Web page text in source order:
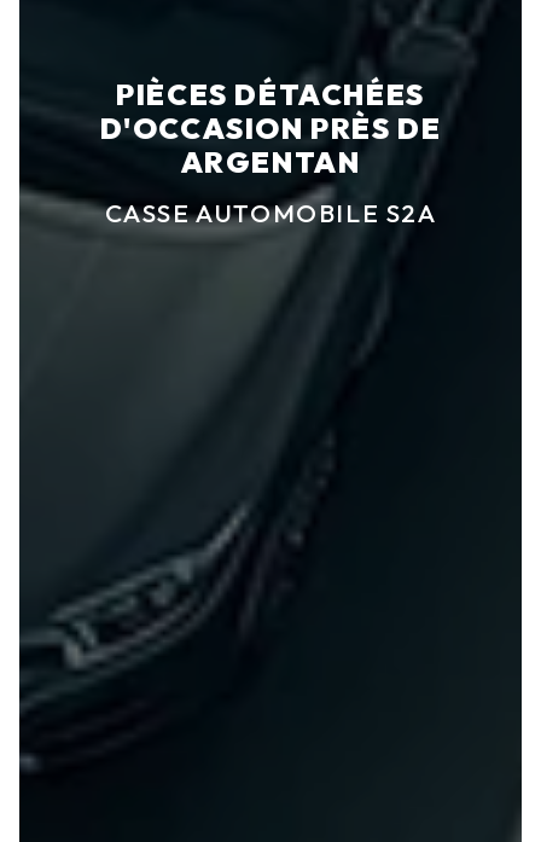
PIÈCES DÉTACHÉES
D'OCCASION PRÈS DE
ARGENTAN
CASSE AUTOMOBILE S2A